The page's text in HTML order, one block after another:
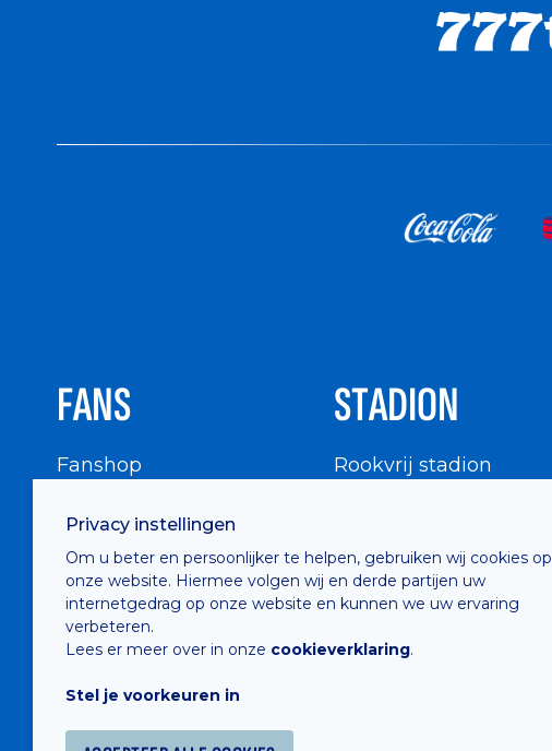
Privacy instellingen
Om u beter en persoonlijker te helpen, gebruiken wij cookies op
onze website. Hiermee volgen wij en derde partijen uw
internetgedrag op onze website en kunnen we uw ervaring
verbeteren.
Lees er meer over in onze cookieverklaring.
Stel je voorkeuren in
FANS
Fanshop
Supportersraad
Buffalo Kids Club
Supportersfederatie
Supportersclubs
Fotoalbums
STADION
Rookvrij stadion